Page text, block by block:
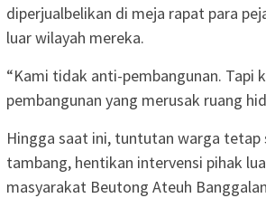
diperjualbelikan di meja rapat para
luar wilayah mereka.
“Kami tidak anti-pembangunan. Tapi
pembangunan yang merusak ruang
Hingga saat ini, tuntutan warga tetap
tambang, hentikan intervensi pihak
masyarakat Beutong Ateuh